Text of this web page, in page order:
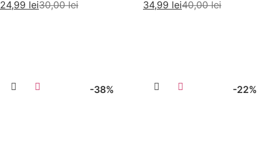
30,00lei
24,99 lei
40,00lei
34,99 lei
-38% -22%